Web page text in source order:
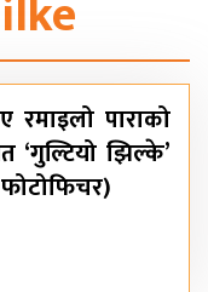
पाराको
‘गुल्टियो झिल्के’